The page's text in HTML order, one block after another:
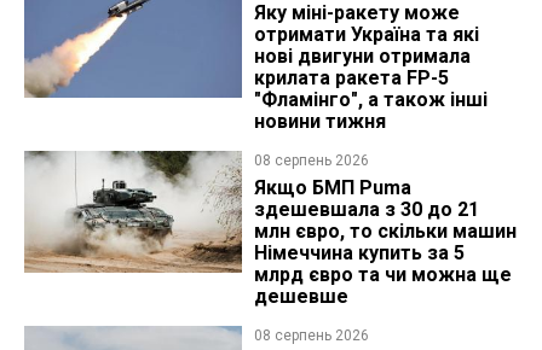
Яку міні-ракету може
отримати Україна та які
нові двигуни отримала
крилата ракета FP-5
"Фламінго", а також інші
новини тижня
08 серпень 2026
Якщо БМП Puma
здешевшала з 30 до 21
млн євро, то скільки машин
Німеччина купить за 5
млрд євро та чи можна ще
дешевше
08 серпень 2026